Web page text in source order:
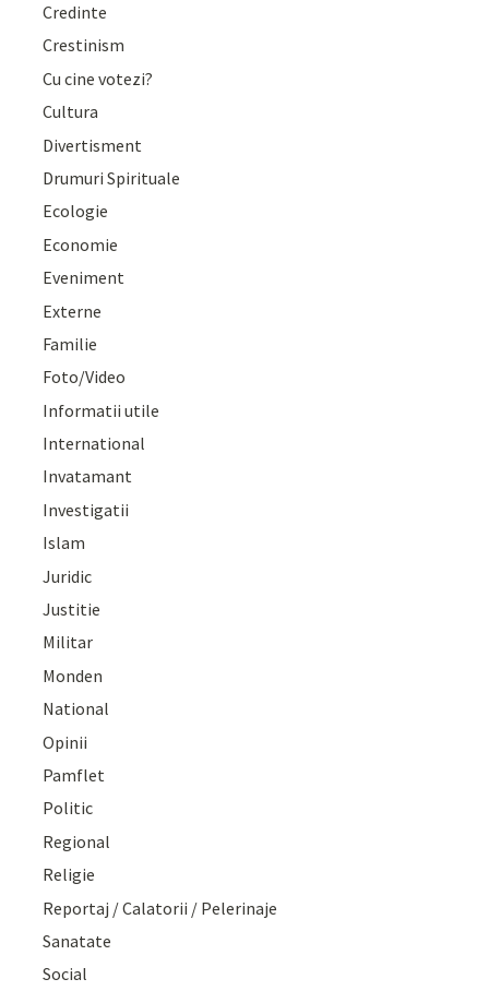
Credinte
Crestinism
Cu cine votezi?
Cultura
Divertisment
Drumuri Spirituale
Ecologie
Economie
Eveniment
Externe
Familie
Foto/Video
Informatii utile
International
Invatamant
Investigatii
Islam
Juridic
Justitie
Militar
Monden
National
Opinii
Pamflet
Politic
Regional
Religie
Reportaj / Calatorii / Pelerinaje
Sanatate
Social